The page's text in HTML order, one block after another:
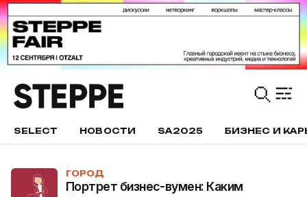
SELECT НОВОСТИ SA2025 БИЗНЕС И
ГОРОД
Портрет бизнес-вумен: Каким